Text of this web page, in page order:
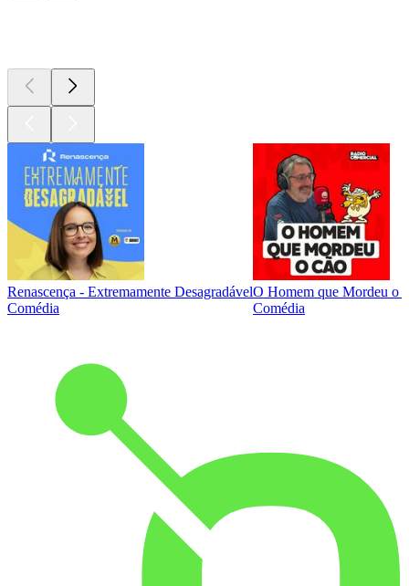
Renascença - Extremamente Desagradável
Comédia
O Homem que Mordeu o
Comédia